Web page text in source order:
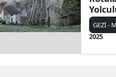
GEZİ -
2025